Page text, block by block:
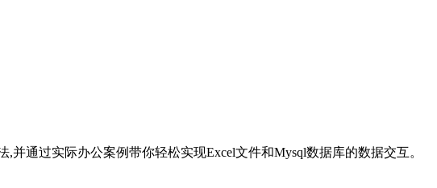
通过实际办公案例带你轻松实现Excel文件和Mysql数据库的数据交互。